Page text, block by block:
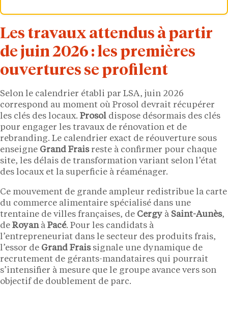
Les travaux attendus à partir
de juin 2026 : les premières
ouvertures se profilent
Selon le calendrier établi par LSA, juin 2026
correspond au moment où Prosol devrait récupérer
les clés des locaux. Prosol dispose désormais des clés
pour engager les travaux de rénovation et de
rebranding. Le calendrier exact de réouverture sous
enseigne Grand Fraisreste à confirmer pour chaque
site, les délais de transformation variant selon l’état
des locaux et la superficie à réaménager.
Ce mouvement de grande ampleur redistribue la carte
du commerce alimentaire spécialisé dans une
trentaine de villes françaises, de Cergy à Saint-Aunès,
de Royanà Pacé. Pour les candidats à
l’entrepreneuriat dans le secteur des produits frais,
l’essor de Grand Fraissignale une dynamique de
recrutement de gérants-mandataires qui pourrait
s’intensifier à mesure que le groupe avance vers son
objectif de doublement de parc.